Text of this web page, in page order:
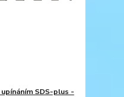
SDS-plus -